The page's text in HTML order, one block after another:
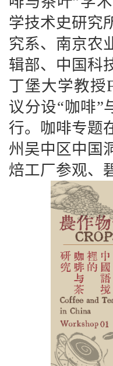
学技术史研究
究系、南京农
辑部、中国科
丁堡大学教授
议分设“咖啡”
行。咖啡专题
州吴中区中国
焙工厂参观、